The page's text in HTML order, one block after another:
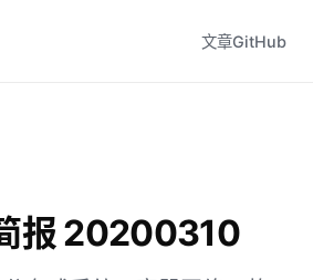
文章GitHub
报 20200310